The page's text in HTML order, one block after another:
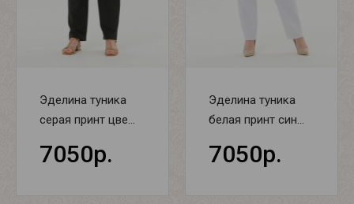
Эделина туника
серая принт цве...
7050р.
Эделина туника
белая принт син...
7050р.